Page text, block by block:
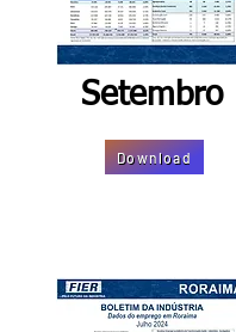
Setembro
Download